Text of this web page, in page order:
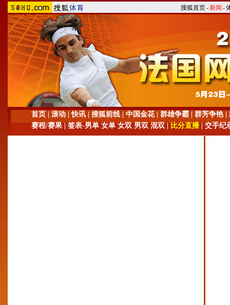
搜狐首页-新闻 -
首页 滚动 |快讯 搜狐前线 中国金花| 群雄争霸 群芳争艳|
赛程/赛果 | 签表-男单 女单 女双 男双 混双 比分直播 交手纪